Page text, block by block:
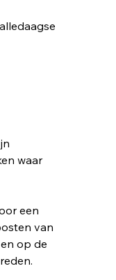
waar
een
van
op de